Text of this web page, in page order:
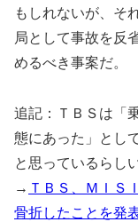
もしれないが、そ
局として事故を反
めるべき事案だ。
追記：ＴＢＳは「
態にあった」とし
と思っているらし
→ ＴＢＳ、ＭＩＳ
骨折したことを発